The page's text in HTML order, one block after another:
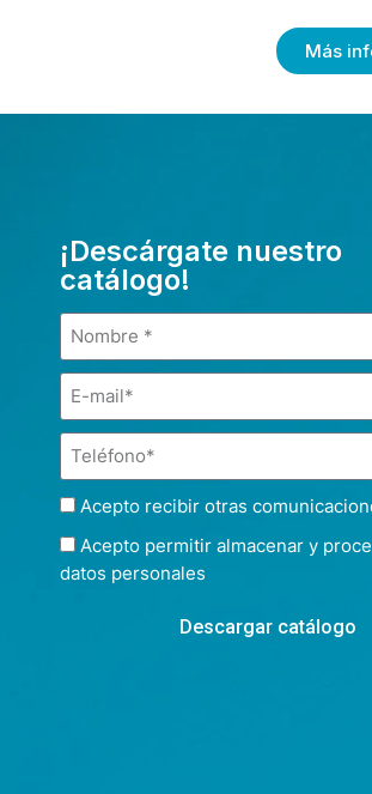
Más
¡Descárgate nuestro
catálogo!
Acepto recibir otras
Acepto permitir almacenar y
datos personales
Descargar catálogo